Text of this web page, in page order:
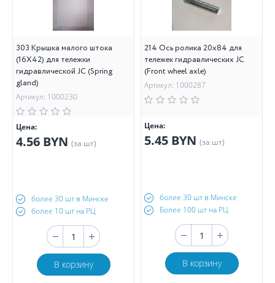
303 Крышка малого штока
(16X42) для тележки
гидравлической JC (Spring
gland)
Артикул: 1000230
Цена:
4.56 BYN (за шт)
более 30 шт в Минске
более 10 шт на РЦ
В корзину
214 Ось ролика 20х84 для
тележек гидравлических JC
(Front wheel axle)
Артикул: 1000287
Цена:
5.45 BYN (за шт)
более 30 шт в Минске
Более 100 шт на РЦ
В корзину